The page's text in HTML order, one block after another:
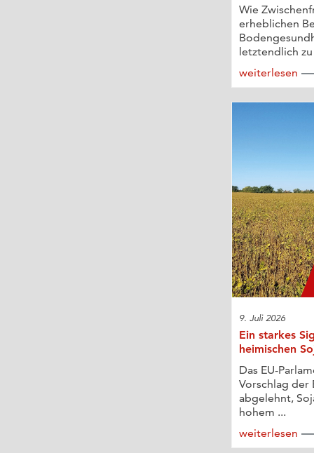
Wie
erheblichen
letztendlich
weiterlesen
9. Juli 2026
Ein starkes
heimischen
Das EU-
Vorschlag der
abgelehnt,
hohem ...
weiterlesen